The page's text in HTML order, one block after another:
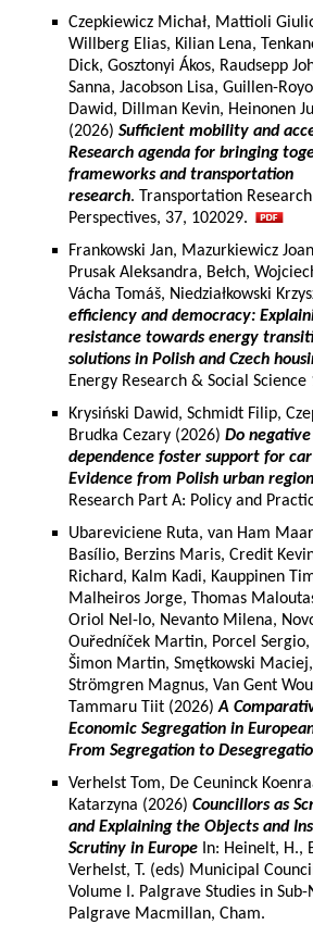
Czepkiewicz Michał, Mattioli
Willberg Elias, Kilian Lena,
Dick, Gosztonyi Ákos, Raudsepp
Sanna, Jacobson Lisa, Guillen-
Dawid, Dillman Kevin, Heinonen
(2026) Sufficient mobility and
Research agenda for bringing
frameworks and transportation
research. Transportation
Perspectives, 37, 102029.
Frankowski Jan, Mazurkiewicz
Prusak Aleksandra, Bełch,
Vácha Tomáš, Niedziałkowski
efficiency and democracy:
resistance towards energy
solutions in Polish and Czech
Energy Research & Social Science
Krysiński Dawid, Schmidt Filip,
Brudka Cezary (2026) Do
dependence foster support for
Evidence from Polish urban
Research Part A: Policy and
Ubareviciene Ruta, van Ham
Basílio, Berzins Maris, Credit
Richard, Kalm Kadi, Kauppinen
Malheiros Jorge, Thomas
Oriol Nel-lo, Nevanto Milena,
Ouředníček Martin, Porcel
Šimon Martin, Smętkowski
Strömgren Magnus, Van Gent
Tammaru Tiit (2026)A
Economic Segregation in
From Segregation to
Verhelst Tom, De Ceuninck
Katarzyna (2026) Councillors as
and Explaining the Objects and
Scrutiny in Europe In: Heinelt, H.,
Verhelst, T. (eds) Municipal
Volume I. Palgrave Studies in
Palgrave Macmillan, Cham.